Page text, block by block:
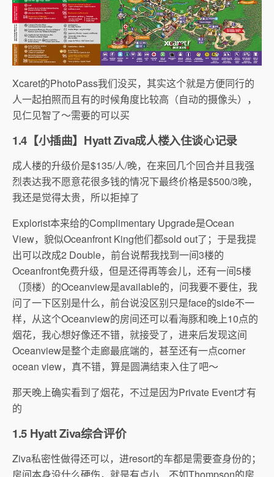
Xcaret的PhotoPass我们没买，其实这个就是方便同行的
人一起拍照而且有的时候角度比较高（自动的摄像头），
见仁见智了～需要的可以买
1.4【小插曲】Hyatt Ziva成人楼入住谈心记录
成人楼的升级价是$135/人/晚，在来回几个回合并且我强
烈表达我不愿意花很多钱的情况下最终价格是$500/3晚，
我还是觉得太贵，所以拒掉了
Explorist本来给的Complimentary Upgrade是Ocean
View，貌似Oceanfront King他们都sold out了；于是我提
出可以改成2 Double，前台说帮我找到一间3楼的
Oceanfront免费升级，但是还得再等会儿，还有一间5楼
（顶楼）的Oceanview是available的，问我要不要住，我
问了一下区别是什么，前台说没区别只是face的side不一
样，从这个Oceanview的房间还可以看海豚和晚上10点的
烟花，我心想好像还不错，就接受了，进来后发现这间
Oceanview是整个走廊最底端的，甚至还有一点corner
ocean view，真不错，算是圆满结束入住了吧～
那天晚上确实看到了烟花，不过是因为Private Event才有
的
1.5 Hyatt Ziva综合评价
Ziva私密性做得还可以，进resort的车都是需要查身份的；